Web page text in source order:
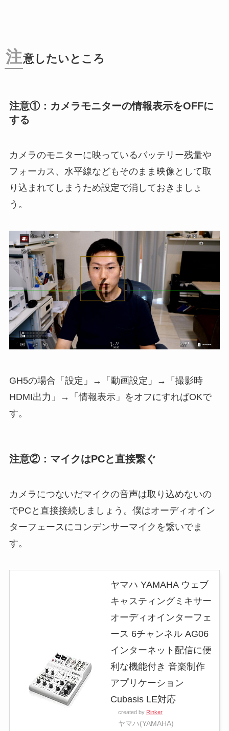
注意したいところ
注意①：カメラモニターの情報表示をOFFに
する
カメラのモニターに映っているバッテリー残量や
フォーカス、水平線などもそのまま映像として取
り込まれてしまうため設定で消しておきましょ
う。
GH5の場合「設定」→「動画設定」→「撮影時
HDMI出力」→「情報表示」をオフにすればOKで
す。
注意②：マイクはPCと直接繋ぐ
カメラにつないだマイクの音声は取り込めないの
でPCと直接接続しましょう。僕はオーディオイン
ターフェースにコンデンサーマイクを繋いでま
す。
ヤマハ YAMAHA ウェブ
キャスティングミキサー
オーディオインターフェ
ース 6チャンネル AG06
インターネット配信に便
利な機能付き 音楽制作
アプリケーション
Cubasis LE対応
created by Rinker
ヤマハ(YAMAHA)